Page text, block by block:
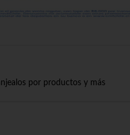
por productos y más